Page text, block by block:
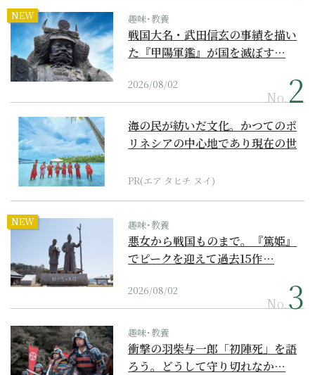
NEW 趣味･教養
戦国大名・武田信玄の事績を描い
た『甲陽軍鑑』が国を滅ぼす…
2026/08/02
No.
海の民が紡いだ文化。かつてのポ
リネシアの中心地であり現在の世
PR(エア タヒチ ヌイ)
NEW 趣味･教養
悪女から戦国ものまで。『篤姫』
でピークを迎えて過去15作…
2026/08/02
No.
趣味･教養
衝撃の羽柴与一郎「初陣死」を語
ろう。どうして守り切れなか…